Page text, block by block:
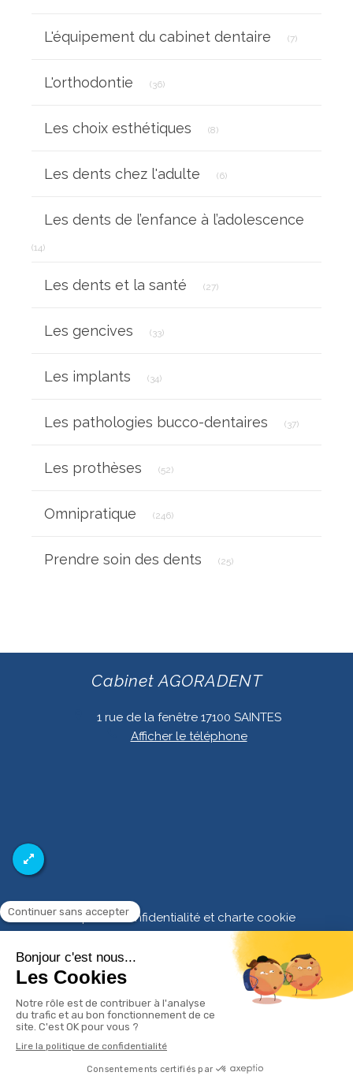
L'équipement du cabinet dentaire (7)
L'orthodontie (36)
Les choix esthétiques (8)
Les dents chez l'adulte (6)
Les dents de l’enfance à l’adolescence
(14)
Les dents et la santé (27)
Les gencives (33)
Les implants (34)
Les pathologies bucco-dentaires (37)
Les prothèses (52)
Omnipratique (246)
Prendre soin des dents (25)
Cabinet AGORADENT
1 rue de la fenêtre 17100 SAINTES
Afficher le téléphone
Politique de confidentialité et charte cookie
Conditions Générales Utilisation
Charte déontologique
Ordre national
Annuaires chirurgiens dentistes